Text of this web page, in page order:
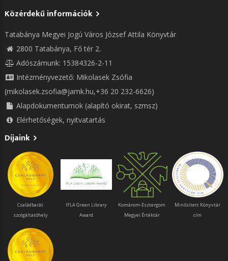
Közérdekű információk
Tatabánya Megyei Jogú Város József Attila Könyvtár
2800 Tatabánya, Fő tér 2.
Adószámunk: 15384326-2-11
Intézményvezető: Mikolasek Zsófia
(mikolasek.zsofia@jamk.hu,+36 20 232-6626)
Alapdokumentumok (alapító okirat, szmsz)
Elérhetőségek, nyitvatartás
Díjaink
Családbarát
szolgáltatóhely
IFLA Green Library
Award
Komárom-Esztergom
Megyei Értéktár
Minősített Könyvtár
cím